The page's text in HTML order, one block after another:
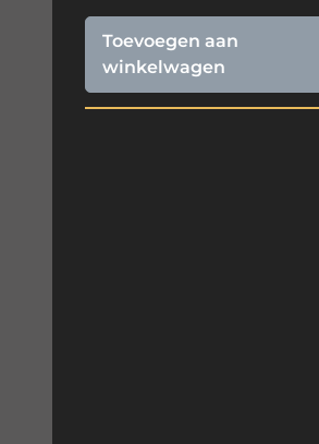
Toevoegen aan
winkelwagen